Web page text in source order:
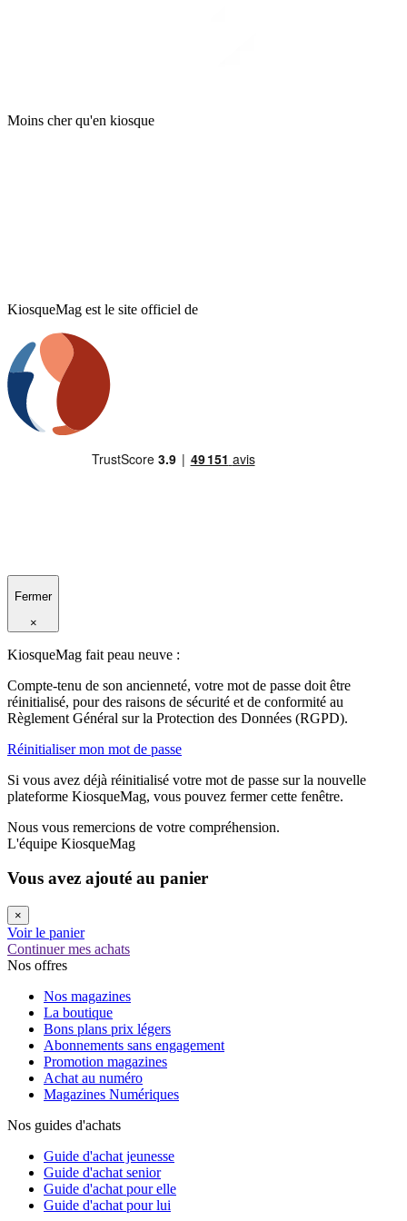
Moins cher qu'en kiosque
KiosqueMag est le site officiel de
Fermer
×
KiosqueMag fait peau neuve :
Compte-tenu de son ancienneté, votre mot de passe doit être
réinitialisé, pour des raisons de sécurité et de conformité au
Règlement Général sur la Protection des Données (RGPD).
Réinitialiser mon mot de passe
Si vous avez déjà réinitialisé votre mot de passe sur la nouvelle
plateforme KiosqueMag, vous pouvez fermer cette fenêtre.
Nous vous remercions de votre compréhension.
L'équipe KiosqueMag
Vous avez ajouté au panier
×
Voir le panier
Continuer mes achats
Nos offres
Nos magazines
La boutique
Bons plans prix légers
Abonnements sans engagement
Promotion magazines
Achat au numéro
Magazines Numériques
Nos guides d'achats
Guide d'achat jeunesse
Guide d'achat senior
Guide d'achat pour elle
Guide d'achat pour lui